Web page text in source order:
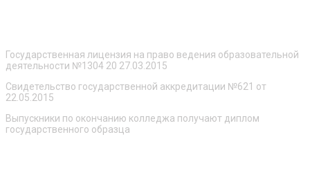
Государственная лицензия на право ведения образовательной
деятельности №1304 20 27.03.2015
Свидетельство государственной аккредитации №621 от
22.05.2015
Выпускники по окончанию колледжа получают диплом
государственного образца